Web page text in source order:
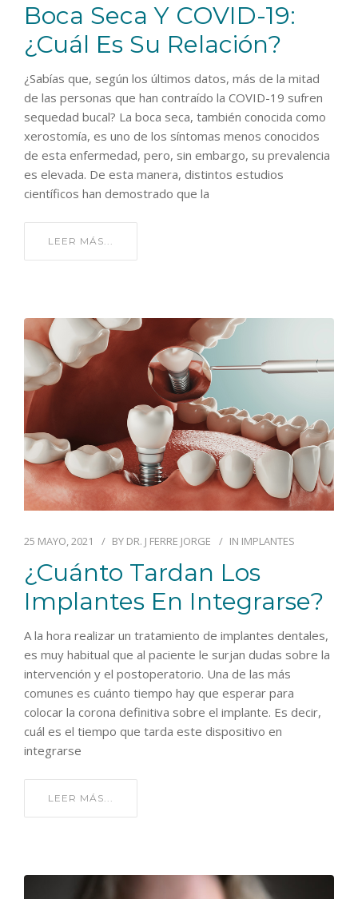
Boca Seca Y COVID-19:
¿cuál Es Su Relación?
¿Sabías que, según los últimos datos, más de la mitad
de las personas que han contraído la COVID-19 sufren
sequedad bucal? La boca seca, también conocida como
xerostomía, es uno de los síntomas menos conocidos
de esta enfermedad, pero, sin embargo, su prevalencia
es elevada. De esta manera, distintos estudios
científicos han demostrado que la
LEER MÁS...
25 MAYO, 2021 BY DR. J FERRE JORGE IN IMPLANTES
¿Cuánto Tardan Los
Implantes En Integrarse?
A la hora realizar un tratamiento de implantes dentales,
es muy habitual que al paciente le surjan dudas sobre la
intervención y el postoperatorio. Una de las más
comunes es cuánto tiempo hay que esperar para
colocar la corona definitiva sobre el implante. Es decir,
cuál es el tiempo que tarda este dispositivo en
integrarse
LEER MÁS...